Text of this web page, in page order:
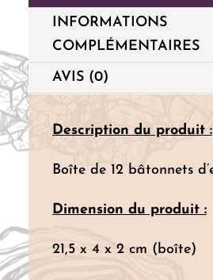
INFORMATIONS
COMPLÉMENTAIRES
AVIS (0)
Description du produit :
Boîte de 12 bâtonnets
Dimension du produit :
21,5 x 4 x 2 cm (boîte)